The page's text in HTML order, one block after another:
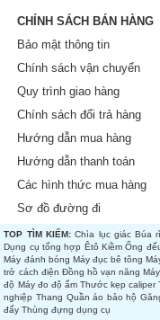
CHÍNH SÁCH BÁN HÀNG
Bảo mật thông tin
Chính sách vận chuyển
Quy trình giao hàng
Chính sách đổi trả hàng
Hướng dẫn mua hàng
Hướng dẫn thanh toán
Các hình thức mua hàng
Sơ đồ đường đi
TOP TÌM KIẾM:Chìa lục giác Búa
Dụng cụ tổng hợp Êtô Kiềm Ống
Máy đánh bóng Máy đục bê tông
trở cách điện Đồng hồ vạn năng
độ Máy đo độ ẩm Thước kẹp caliper
nghiệp Thang Quần áo bảo hộ
đẩy Thùng đựng dụng cụ